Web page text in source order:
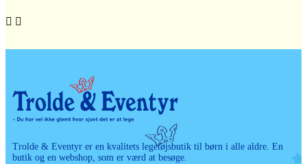
 
Trolde & Eventyr er en kvalitets legetøjsbutik til børn i alle aldre. En
butik og en webshop, som er værd at besøge.